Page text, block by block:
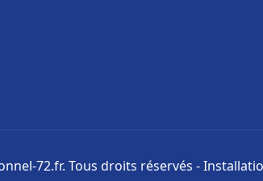
72.fr. Tous droits réservés -